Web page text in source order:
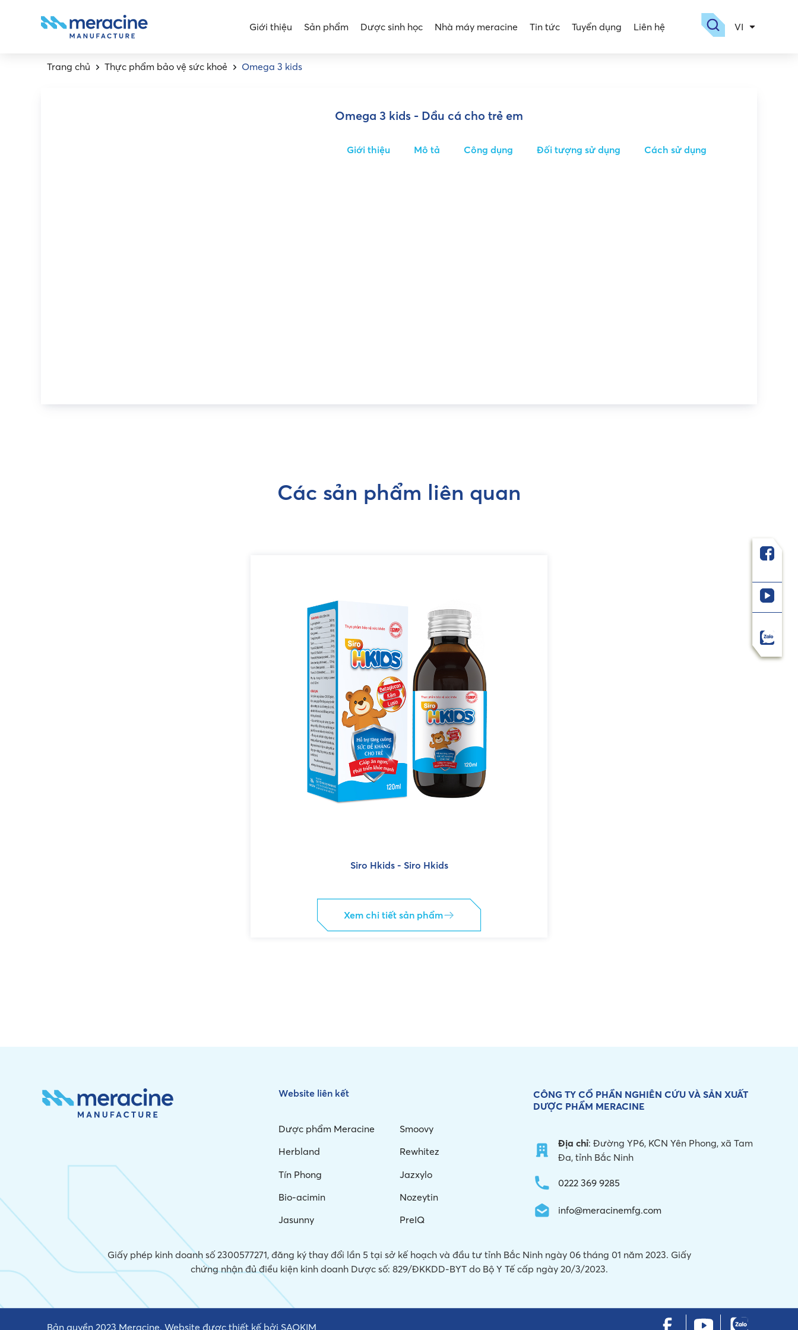
Giới thiệu Sản phẩm Dược sinh học Nhà máy meracine Tin tức Tuyển dụng Liên hệ VI
EN
Trang chủ Thực phẩm bảo vệ sức khoẻ Omega 3 kids
Omega 3 kids - Dầu cá cho trẻ em
Giới thiệu Mô tả Công dụng Đối tượng sử dụng Cách sử dụng
Các sản phẩm liên quan
Siro Hkids - Siro Hkids
Xem chi tiết sản phẩm
Website liên kết
Dược phẩm Meracine
Herbland
Tín Phong
Bio-acimin
Jasunny
Smoovy
Rewhitez
Jazxylo
Nozeytin
PreIQ
CÔNG TY CỔ PHẦN NGHIÊN CỨU VÀSẢN XUẤT
DƯỢC PHẨM MERACINE
Địa chỉ: Đường YP6, KCN Yên Phong, xã Tam
Đa, tỉnh Bắc Ninh
0222 369 9285
info@meracinemfg.com
Giấy phép kinh doanh số 2300577271, đăng ký thay đổi lần 5 tại sở kế hoạch và đầu tư tỉnh Bắc Ninh ngày 06 tháng 01 năm 2023. Giấy
chứng nhận đủ điều kiện kinh doanh Dược số: 829/ĐKKDD-BYT do Bộ Y Tế cấp ngày 20/3/2023.
Bản quyền 2023 Meracine. Website được thiết kế bởi SAOKIM